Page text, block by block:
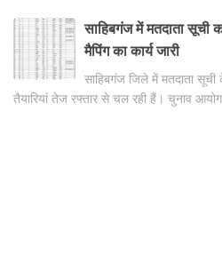
साहिबगंज में मतदाता सूची
मैपिंग का कार्य जारी
साहिबगंज जिले में मतदाता
तैयारियां तेज रफ्तार से चल रही हैं। चुनाव